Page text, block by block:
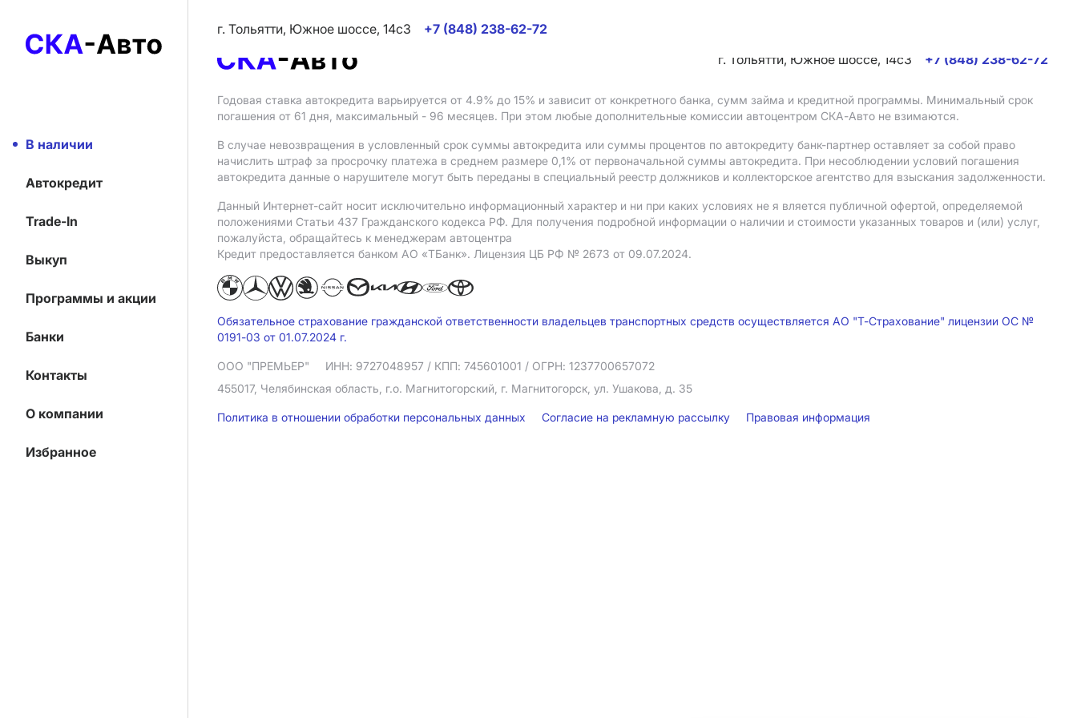
В наличии
Автокредит
Trade-In
Выкуп
Программы и акции
Банки
Контакты
О компании
Избранное
г. Тольятти, Южное шоссе, 14с3
+7 (848) 238-62-72
г. Тольятти, Южное шоссе, 14с3
+7 (848) 238-62-72
Годовая ставка автокредита варьируется от 4.9% до 15% и зависит от конкретного банка, сумм займа и кредитной программы. Минимальный срок
погашения от 61 дня, максимальный - 96 месяцев. При этом любые дополнительные комиссии автоцентром СКА-Авто не взимаются.
В случае невозвращения в условленный срок суммы автокредита или суммы процентов по автокредиту банк-партнер оставляет за собой право
начислить штраф за просрочку платежа в среднем размере 0,1% от первоначальной суммы автокредита. При несоблюдении условий погашения
автокредита данные о нарушителе могут быть переданы в специальный реестр должников и коллекторское агентство для взыскания задолженности.
Данный Интернет-сайт носит исключительно информационный характер и ни при каких условиях не я вляется публичной офертой, определяемой
положениями Статьи 437 Гражданского кодекса РФ. Для получения подробной информации о наличии и стоимости указанных товаров и (или) услуг,
пожалуйста, обращайтесь к менеджерам автоцентра
Кредит предоставляется банком АO «ТБанк». Лицензия ЦБ РФ № 2673 от 09.07.2024.
Обязательное страхование гражданской ответственности владельцев транспортных средств осуществляется АО "Т-Страхование" лицензии ОС №
0191-03 от 01.07.2024 г.
ООО "ПРЕМЬЕР" ИНН: 9727048957 / КПП: 745601001 / ОГРН: 1237700657072
455017, Челябинская область, г.о. Магнитогорский, г. Магнитогорск, ул. Ушакова, д. 35
Политика в отношении обработки персональных данных Согласие на рекламную рассылку Правовая информация